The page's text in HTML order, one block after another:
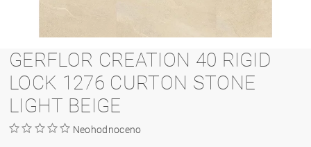
GERFLOR CREATION 40 RIGID
LOCK 1276 CURTON STONE
LIGHT BEIGE
Neohodnoceno